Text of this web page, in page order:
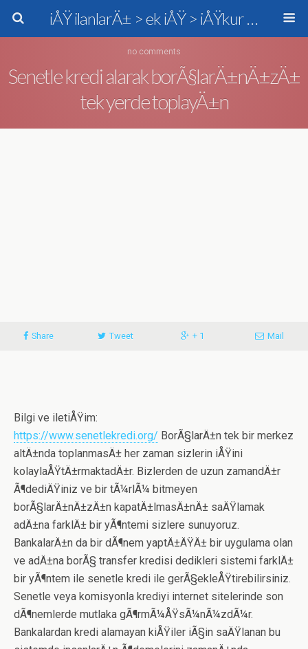
iÅŸ ilanlarÄ± > ek iÅŸ > iÅŸkur > personel alÄ±mÄ±
no comments
Senetle kredi alarak borÃ§larÄ±nÄ±zÄ±
tek yerde toplayÄ±n
Share Tweet + 1 Mail
Bilgi ve iletiÅŸim:
https://www.senetlekredi.org/ BorÃ§larÄ±n tek bir merkez
altÄ±nda toplanmasÄ± her zaman sizlerin iÅŸini
kolaylaÅŸtÄ±rmaktadÄ±r. Bizlerden de uzun zamandÄ±r
Ã¶dediÄŸiniz ve bir tÃ¼rlÃ¼ bitmeyen
borÃ§larÄ±nÄ±zÄ±n kapatÄ±lmasÄ±nÄ± saÄŸlamak
adÄ±na farklÄ± bir yÃ¶ntemi sizlere sunuyoruz.
BankalarÄ±n da bir dÃ¶nem yaptÄ±ÄŸÄ± bir uygulama olan
ve adÄ±na borÃ§ transfer kredisi dedikleri sistemi farklÄ±
bir yÃ¶ntem ile senetle kredi ile gerÃ§ekleÅŸtirebilirsiniz.
Senetle veya komisyonla krediyi internet sitelerinde son
dÃ¶nemlerde mutlaka gÃ¶rmÃ¼ÅŸsÃ¼nÃ¼zdÃ¼r.
Bankalardan kredi alamayan kiÅŸiler iÃ§in saÄŸlanan bu